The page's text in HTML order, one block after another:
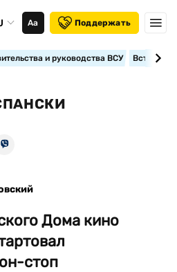
Аа Поддержать
и руководства ВСУ
Дома кино
стоп